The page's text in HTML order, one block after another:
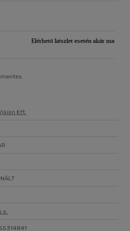
Elérhető készlet esetén akár ma
Kft.